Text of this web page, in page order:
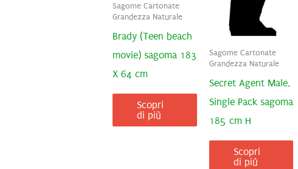
Sagome Cartonate
Grandezza Naturale
Brady (Teen beach
movie) sagoma 183
X 64 cm
Scopri
di più
Sagome Cartonate
Grandezza Naturale
Secret Agent Male,
Single Pack sagoma
185 cm H
Scopri
di più